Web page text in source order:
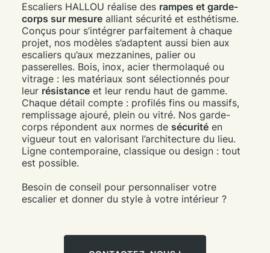
Escaliers HALLOU réalise des rampes et garde-
corps sur mesurealliant sécurité et esthétisme.
Conçus pour s’intégrer parfaitement à chaque
projet, nos modèles s’adaptent aussi bien aux
escaliers qu’aux mezzanines, palier ou
passerelles. Bois, inox, acier thermolaqué ou
vitrage : les matériaux sont sélectionnés pour
leur résistanceet leur rendu haut de gamme.
Chaque détail compte : profilés fins ou massifs,
remplissage ajouré, plein ou vitré. Nos garde-
corps répondent aux normes de sécuritéen
vigueur tout en valorisant l’architecture du lieu.
Ligne contemporaine, classique ou design : tout
est possible.
Besoin de conseil pour personnaliser votre
escalier et donner du style à votre intérieur ?